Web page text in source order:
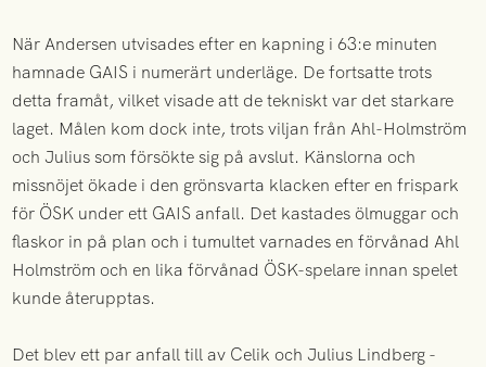
När Andersen utvisades efter en kapning i 63:e minuten
hamnade GAIS i numerärt underläge. De fortsatte trots
detta framåt, vilket visade att de tekniskt var det starkare
laget. Målen kom dock inte, trots viljan från Ahl-Holmström
och Julius som försökte sig på avslut. Känslorna och
missnöjet ökade i den grönsvarta klacken efter en frispark
för ÖSK under ett GAIS anfall. Det kastades ölmuggar och
flaskor in på plan och i tumultet varnades en förvånad Ahl
Holmström och en lika förvånad ÖSK-spelare innan spelet
kunde återupptas.
Det blev ett par anfall till av Celik och Julius Lindberg -